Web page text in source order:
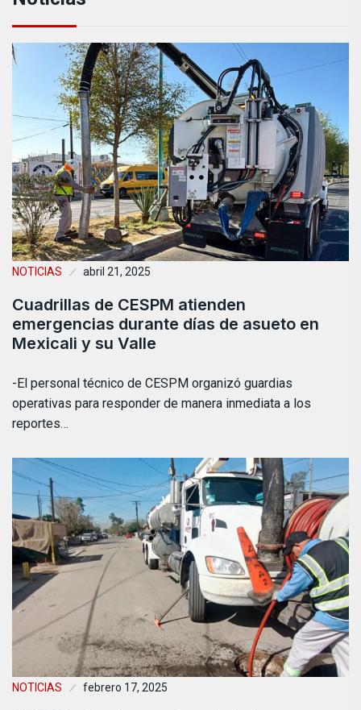
NOTICIAS abril 21, 2025
Cuadrillas de CESPM atienden
emergencias durante días de asueto en
Mexicali y su Valle
-El personal técnico de CESPM organizó guardias
operativas para responder de manera inmediata a los
reportes…
NOTICIAS febrero 17, 2025